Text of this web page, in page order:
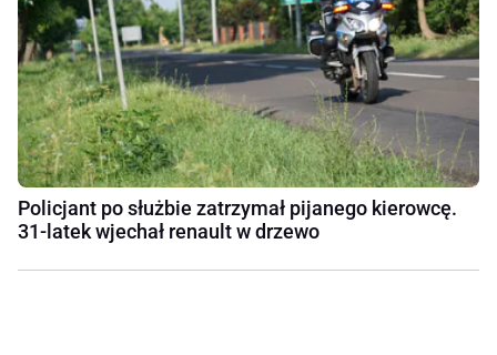
Policjant po służbie zatrzymał pijanego kierowcę.
31-latek wjechał renault w drzewo